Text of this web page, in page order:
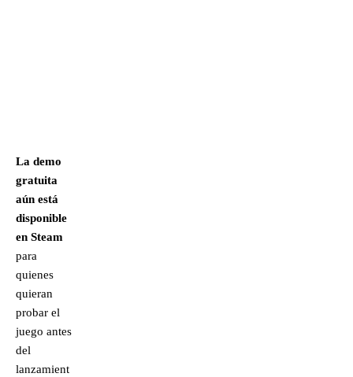
La demo
gratuita
aún está
disponible
en Steam
para
quienes
quieran
probar el
juego antes
del
lanzamient